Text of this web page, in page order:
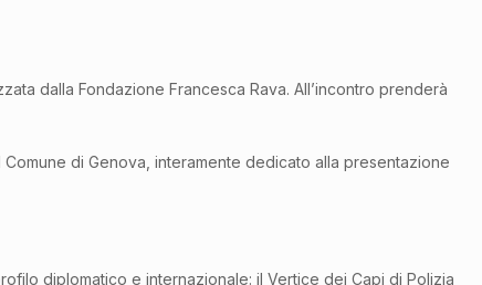
dalla Fondazione Francesca Rava. All’incontro prenderà
di Genova, interamente dedicato alla presentazione
diplomatico e internazionale: il Vertice dei Capi di Polizia